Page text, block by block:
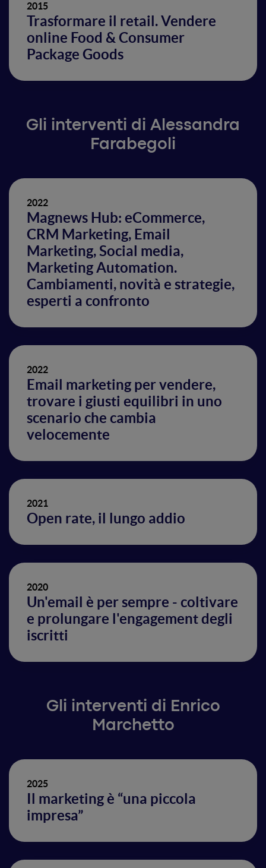
2015
Trasformare il retail. Vendere
online Food & Consumer
Package Goods
Gli interventi di Alessandra
Farabegoli
2022
Magnews Hub: eCommerce,
CRM Marketing, Email
Marketing, Social media,
Marketing Automation.
Cambiamenti, novità e strategie,
esperti a confronto
2022
Email marketing per vendere,
trovare i giusti equilibri in uno
scenario che cambia
velocemente
2021
Open rate, il lungo addio
2020
Un'email è per sempre - coltivare
e prolungare l'engagement degli
iscritti
Gli interventi di Enrico
Marchetto
2025
Il marketing è “una piccola
impresa”